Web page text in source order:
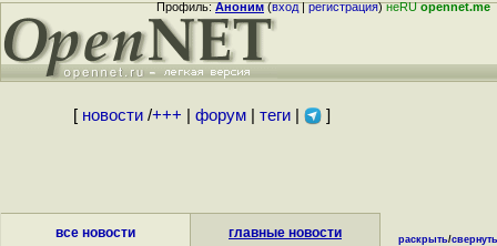
Профиль:Аноним(вход|регистрация)неRUopennet.me
[ новости/+++ форум| теги| ]
все новости главные новости раскрыть/свернуть